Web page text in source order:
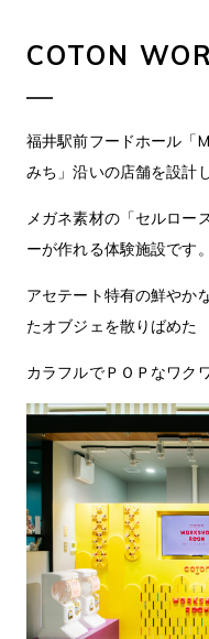
COTON
福井駅前フードホール「
みち」沿いの店舗を設計
メガネ素材の「セルロー
ーが作れる体験施設です。
アセテート特有の鮮やか
たオブジェを散りばめた
カラフルでＰＯＰなワク